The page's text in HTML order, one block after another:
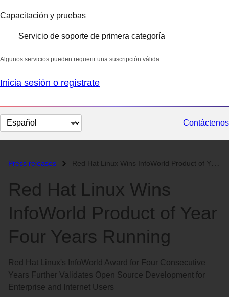
Capacitación y pruebas
Servicio de soporte de primera categoría
Algunos servicios pueden requerir una suscripción válida.
Inicia sesión o regístrate
Cambiar
el
Contáctenos
Press releases Red Hat Linux Wins InfoWorld Product of Year Four Years Running...
Red Hat Linux Wins
InfoWorld Product of Year
Four Years Running
Red Hat Linux's InfoWorld Award for Four Consecutive
Years Further Validates Open Source Development for
Enterprise and Internet Users